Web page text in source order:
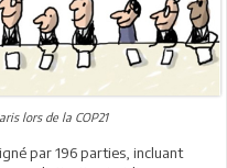
lors de la COP21
par 196 parties, incluant